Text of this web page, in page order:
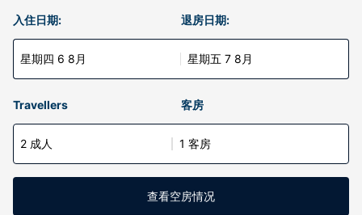
入住日期:
星期四 6 8月
退房日期:
星期五 7 8月
Travellers 客房
2 成人 1 客房
查看空房情况